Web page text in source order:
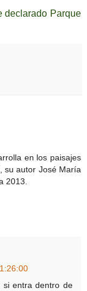
declarado Parque
en los paisajes
su autor José María
2013.
si entra dentro de